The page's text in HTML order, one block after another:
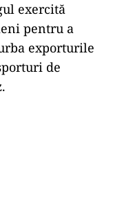
exercită
pentru a
exporturile
de